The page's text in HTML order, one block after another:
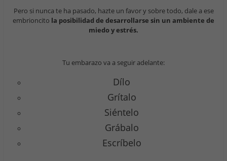
Pero si nunca te ha pasado, hazte un favor y sobre todo, dale a ese
embrioncito la posibilidad de desarrollarse sin un ambiente de
miedo y estrés.
Tu embarazo va a seguir adelante:
Dílo
Grítalo
Siéntelo
Grábalo
Escríbelo